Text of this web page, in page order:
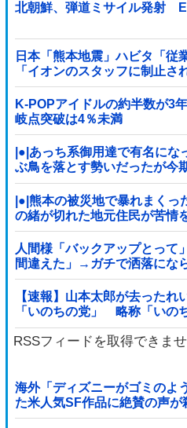
北朝鮮、弾道ミサイル発射
日本「熊本地震」ハビタ「従
「イオンのスタッフに制止さ
連絡後の店員行動を証言（謎
実ない」→
K-POPアイドルの約半数が3
岐点突破は4％未満
|●|あっち系御用達で有名に
ぶ鳥を落とす勢いだったが
|●|熊本の被災地で暴れまく
の緒が切れた地元住民が苦
人間様「バックアップとって
間違えた」→ガチで洒落にな
【速報】山本太郎が去ったれ
「いのちの党」 略称「いの
RSSフィードを取得できま
海外「ディズニーがゴミのよ
た米人気SF作品に絶賛の声が